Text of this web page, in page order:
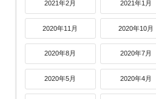
2021年2月 2021年1月
2020年11月 2020年10月
2020年8月 2020年7月
2020年5月 2020年4月